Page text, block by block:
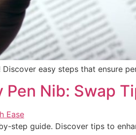
easy steps that ensure
Nib: Swap
step guide. Discover tips to